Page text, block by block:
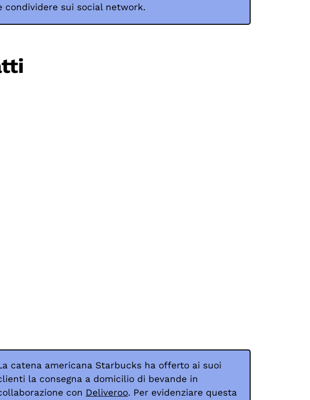
condividere sui social network.
catena americana Starbucks ha offerto ai suoi
la consegna a domicilio di bevande in
con Deliveroo. Per evidenziare questa